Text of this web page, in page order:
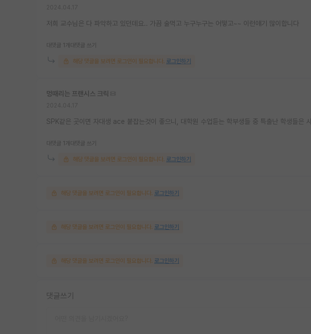
저희 교수님은 다 파악하고 있던데요.. 가끔 술먹고 누구누구는 어떻고~~ 이런얘기 많이합니다
대댓글 1개 대댓글 쓰기
해당 댓글을 보려면 로그인이 필요합니다. 로그인하기
멍때리는 프랜시스 크릭
SPK같은 곳이면 자대생 ace 붙잡는것이 좋으니, 대학원 수업듣는 학부생들 중 특출난 학생들은 사
대댓글 1개 대댓글 쓰기
해당 댓글을 보려면 로그인이 필요합니다. 로그인하기
해당 댓글을 보려면 로그인이 필요합니다. 로그인하기
해당 댓글을 보려면 로그인이 필요합니다. 로그인하기
해당 댓글을 보려면 로그인이 필요합니다. 로그인하기
댓글쓰기